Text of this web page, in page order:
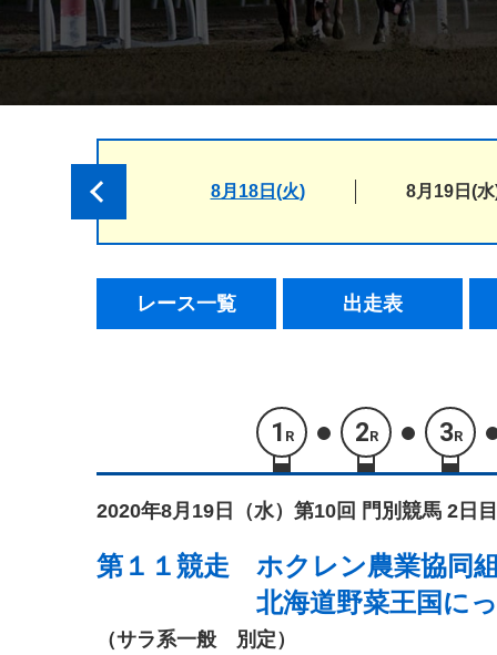
8月18日(火) 8月19日(水
レース一覧 出走表
1 R 2R 3R
2020年8月19日（水） 第10回 門別競馬 2
第１１競走 ホクレン農業協同
北海道野菜王国に
（サラ系一般 別定）